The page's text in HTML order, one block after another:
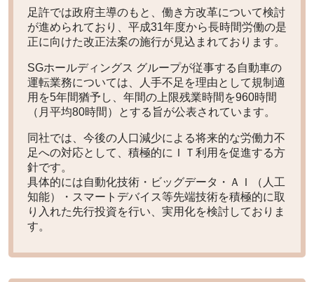
足許では政府主導のもと、働き方改革について検討
が進められており、平成31年度から長時間労働の是
正に向けた改正法案の施行が見込まれております。
SGホールディングス グループが従事する自動車の
運転業務については、人手不足を理由として規制適
用を5年間猶予し、年間の上限残業時間を960時間
（月平均80時間）とする旨が公表されています。
同社では、今後の人口減少による将来的な労働力不
足への対応として、 積極的にＩＴ利用を促進する方
針です。
具体的には自動化技術・ビッグデータ・ＡＩ（人工
知能）・スマートデバイス等先端技術を積極的に取
り入れた先行投資を行い、実用化を検討しておりま
す。